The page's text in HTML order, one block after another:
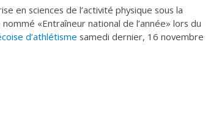
en sciences de l’activité physique sous la
«Entraîneur national de l’année» lors du
d’athlétisme samedi dernier, 16 novembre